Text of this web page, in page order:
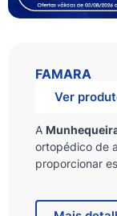
FAMARA
Ver
A
ortopédico de
proporcionar
ela é ideal